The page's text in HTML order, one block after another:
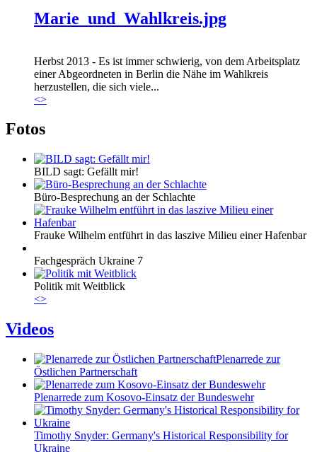
Marie_und_Wahlkreis.jpg
Herbst 2013 - Es ist immer schwierig, von dem Arbeitsplatz
einer Abgeordneten in Berlin die Nähe im Wahlkreis
herzustellen, die sich viele...
<>
Fotos
BILD sagt: Gefällt mir!
Büro-Besprechung an der Schlachte
Frauke Wilhelm entführt in das laszive Milieu einer Hafenbar
Fachgespräch Ukraine 7
Politik mit Weitblick
<>
Videos
Plenarrede zur
Östlichen Partnerschaft
Plenarrede zum Kosovo-Einsatz der Bundeswehr
Timothy Snyder: Germany's Historical Responsibility for
Ukraine